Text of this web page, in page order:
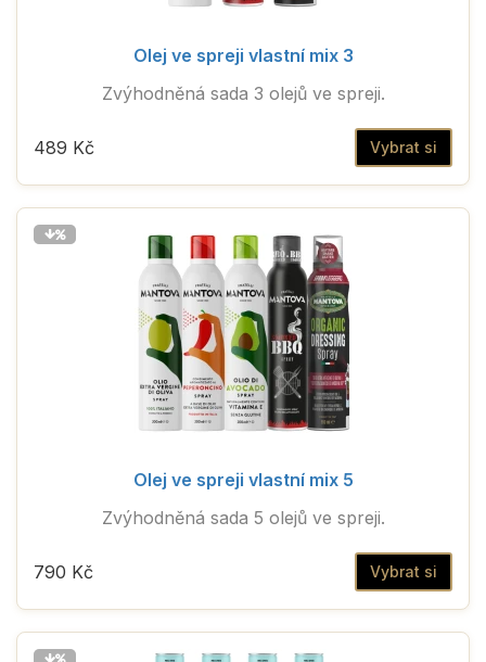
Olej ve spreji vlastní mix 3
Zvýhodněná sada 3 olejů ve spreji.
Vybrat si
489 Kč
Olej ve spreji vlastní mix 5
Zvýhodněná sada 5 olejů ve spreji.
Vybrat si
790 Kč